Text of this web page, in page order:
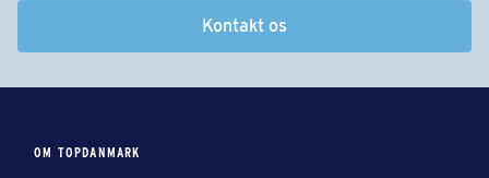
Kontakt os
OM TOPDANMARK